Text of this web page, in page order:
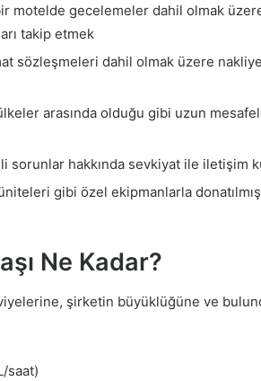
motelde gecelemeler dahil olmak
takip etmek
sözleşmeleri dahil olmak üzere
arasında olduğu gibi uzun
sorunlar hakkında sevkiyat ile iletişim
gibi özel ekipmanlarla
Ne Kadar?
şirketin büyüklüğüne ve
saat)